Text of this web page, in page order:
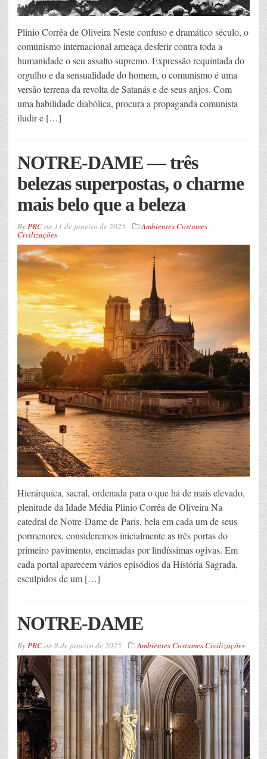
Plinio Corrêa de Oliveira Neste confuso e dramático século, o
comunismo internacional ameaça desferir contra toda a
humanidade o seu assalto supremo. Expressão requintada do
orgulho e da sensualidade do homem, o comunismo é uma
versão terrena da revolta de Satanás e de seus anjos. Com
uma habilidade diabólica, procura a propaganda comunista
iludir e […]
NOTRE-DAME — três
belezas superpostas, o charme
mais belo que a beleza
ByPRCon 11 de janeiro de 2025 Ambientes Costumes
Civilizações
Hierárquica, sacral, ordenada para o que há de mais elevado,
plenitude da Idade Média Plinio Corrêa de Oliveira Na
catedral de Notre-Dame de Paris, bela em cada um de seus
pormenores, consideremos inicialmente as três portas do
primeiro pavimento, encimadas por lindíssimas ogivas. Em
cada portal aparecem vários episódios da História Sagrada,
esculpidos de um […]
NOTRE-DAME
ByPRCon 8 de janeiro de 2025 Ambientes Costumes Civilizações